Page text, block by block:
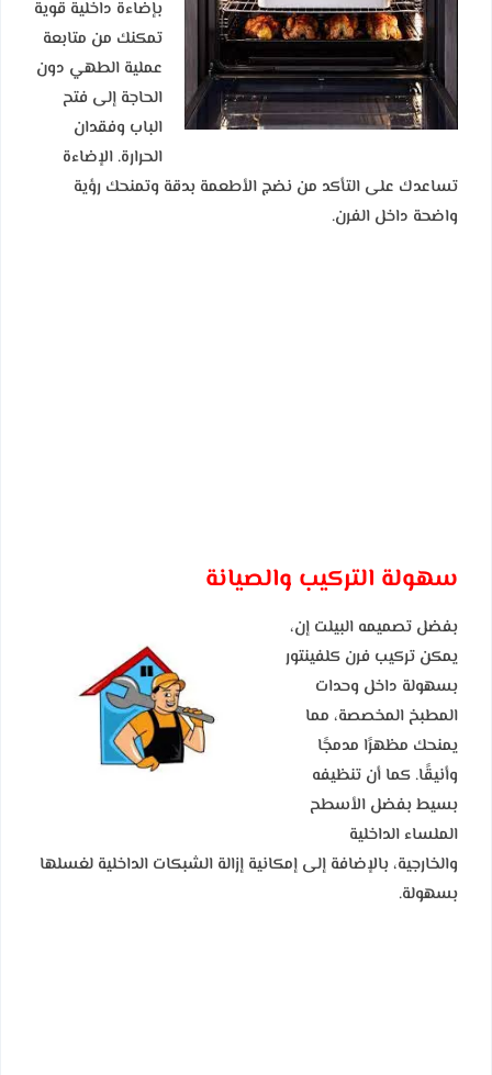
بإضاءة داخلية قوية
تمكنك من متابعة
عملية الطهي دون
الحاجة إلى فتح
الباب وفقدان
الحرارة. الإضاءة
تساعدك على التأكد من نضج الأطعمة بدقة وتمنحك رؤية
واضحة داخل الفرن.
سهولة التركيب والصيانة
بفضل تصميمه البيلت إن،
يمكن تركيب فرن كلفينتور
بسهولة داخل وحدات
المطبخ المخصصة، مما
يمنحك مظهرًا مدمجًا
وأنيقًا. كما أن تنظيفه
بسيط بفضل الأسطح
الملساء الداخلية
والخارجية، بالإضافة إلى إمكانية إزالة الشبكات الداخلية لغسلها
بسهولة.